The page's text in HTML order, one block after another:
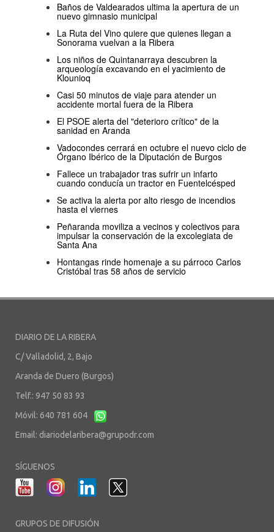
Baños de Valdearados ultima la apertura de un
nuevo gimnasio municipal
La Ruta del Vino quiere que quienes llegan a
Sonorama vuelvan a la Ribera
Los niños de Quintanarraya descubren la
arqueología excavando en el yacimiento de
Klounioq
Casi 50 minutos de viaje para atender un
accidente mortal fuera de la Ribera
El PSOE alerta del "deterioro crítico" de la
sanidad en Aranda
Vadocondes cerrará en octubre el nuevo ciclo de
Órgano Ibérico de la Diputación de Burgos
Fallece un trabajador tras sufrir un infarto
cuando conducía un tractor en Fuentelcésped
Se activa la alerta por alto riesgo de incendios
hasta el viernes
Peñaranda moviliza a vecinos y colectivos para
impulsar la conservación de la excolegiata de
Santa Ana
Hontangas rinde homenaje a su párroco Carlos
Cristóbal tras 58 años de servicio
DIARIO DE LA RIBERA
C/ Valladolid, 2, Bajo
Aranda de Duero (Burgos)
Telf.: 947 50 83 93
Móvil: 640 781 604
Email: diariodelaribera@grupodr.com
SÍGUENOS
GRUPOS DE DIFUSIÓN